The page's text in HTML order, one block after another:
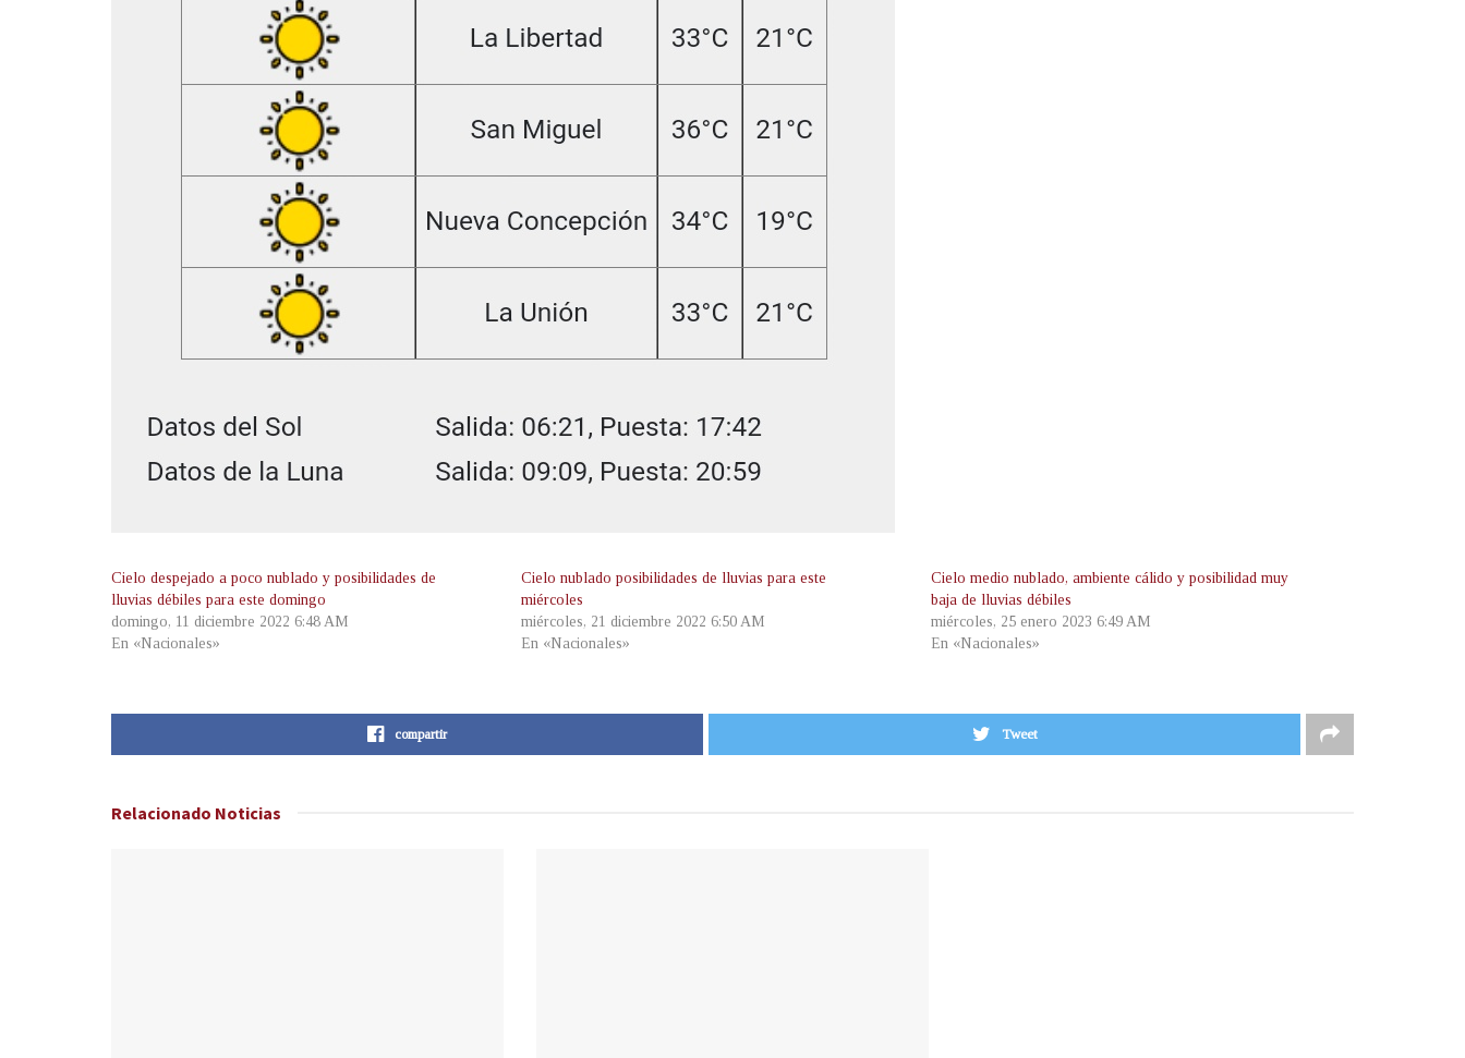
Cielo despejado a poco nublado y posibilidades de
lluvias débiles para este domingo
domingo, 11 diciembre 2022 6:48 AM
En «Nacionales»
Cielo nublado posibilidades de lluvias para este
miércoles
miércoles, 21 diciembre 2022 6:50 AM
En «Nacionales»
Cielo medio nublado, ambiente cálido y posibilidad muy
baja de lluvias débiles
miércoles, 25 enero 2023 6:49 AM
En «Nacionales»
compartir Tweet
Relacionado Noticias